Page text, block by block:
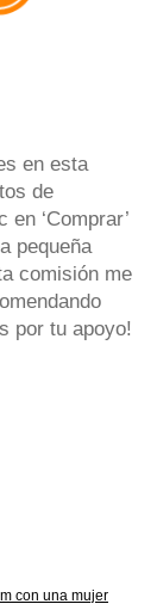
en esta
de
‘Comprar’
pequeña
comisión me
por tu apoyo!